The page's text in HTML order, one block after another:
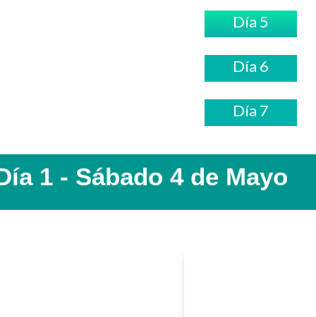
Día 5
Día 6
Día 7
1 - Sábado 4 de Mayo